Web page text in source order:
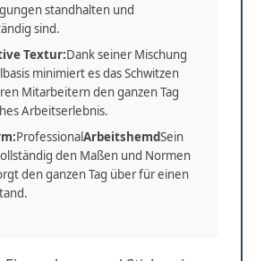
standhalten und
sind.
Textur:Dank seiner Mischung
minimiert es das Schwitzen
Mitarbeitern den ganzen Tag
Arbeitserlebnis.
ProfessionalArbeitshemdSein
den Maßen und Normen
den ganzen Tag über für einen